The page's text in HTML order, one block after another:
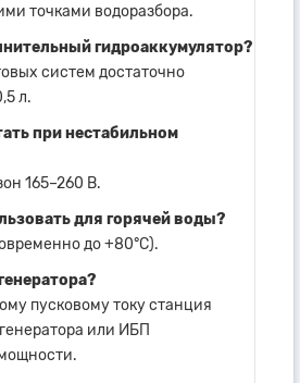
точками водоразбора.
гидроаккумулятор?
систем достаточно
л.
при нестабильном
165–260 В.
для горячей воды?
до +80°C).
пусковому току станция
или ИБП